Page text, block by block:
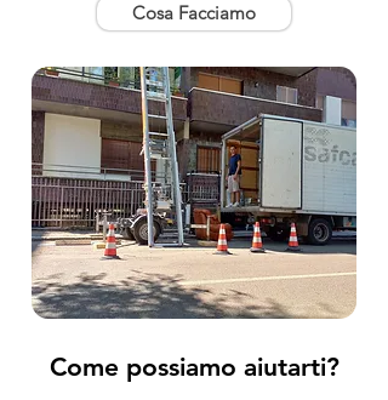
Cosa Facciamo
Come possiamo aiutarti?